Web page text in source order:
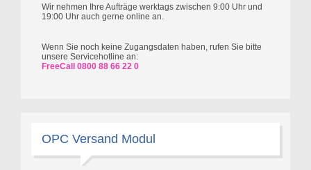
Wir nehmen Ihre Aufträge werktags zwischen 9:00 Uhr und
19:00 Uhr auch gerne online an.
Wenn Sie noch keine Zugangsdaten haben, rufen Sie bitte
unsere Servicehotline an:
FreeCall 0800 88 66 22 0
OPC Versand Modul